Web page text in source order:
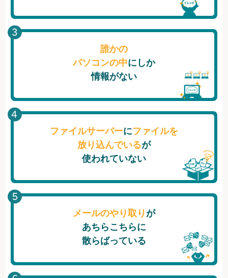
誰かの
パソコンの中にしか
情報がない
ファイルサーバーにファイルを
放り込んでいるが
使われていない
メールのやり取り が
あちらこちらに
散らばっている